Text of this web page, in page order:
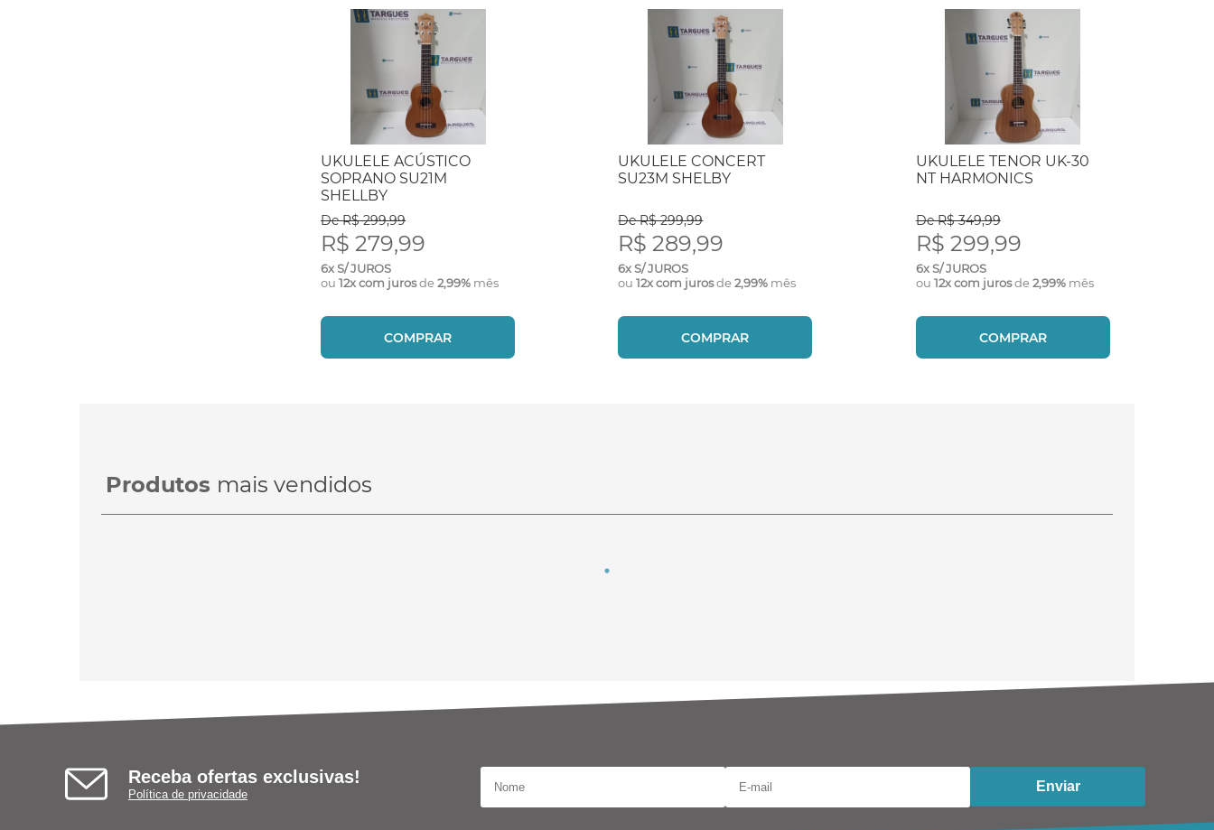
UKULELE ACÚSTICO
SOPRANO SU21M
SHELLBY
De R$ 299,99
R$ 279,99
6x S/ JUROS
ou 12x com jurosde2,99% mês
COMPRAR
UKULELE CONCERT
SU23M SHELBY
De R$ 299,99
R$ 289,99
6x S/ JUROS
ou12x com jurosde2,99% mês
COMPRAR
UKULELE TENOR UK-30
NT HARMONICS
De R$ 349,99
R$ 299,99
6x S/ JUROS
ou 12x com jurosde2,99%mês
COMPRAR
Produtos mais vendidos
Receba ofertas exclusivas!
Política de privacidade
Enviar